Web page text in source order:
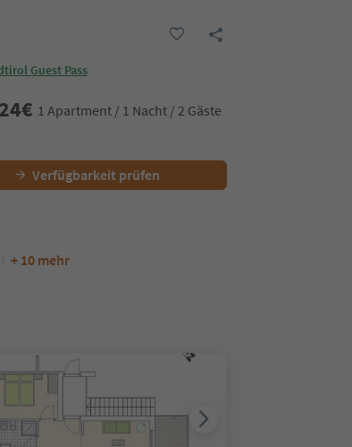
Guest Pass
€ 1 Apartment / 1 Nacht / 2 Gäste
Verfügbarkeit prüfen
+ 10 mehr